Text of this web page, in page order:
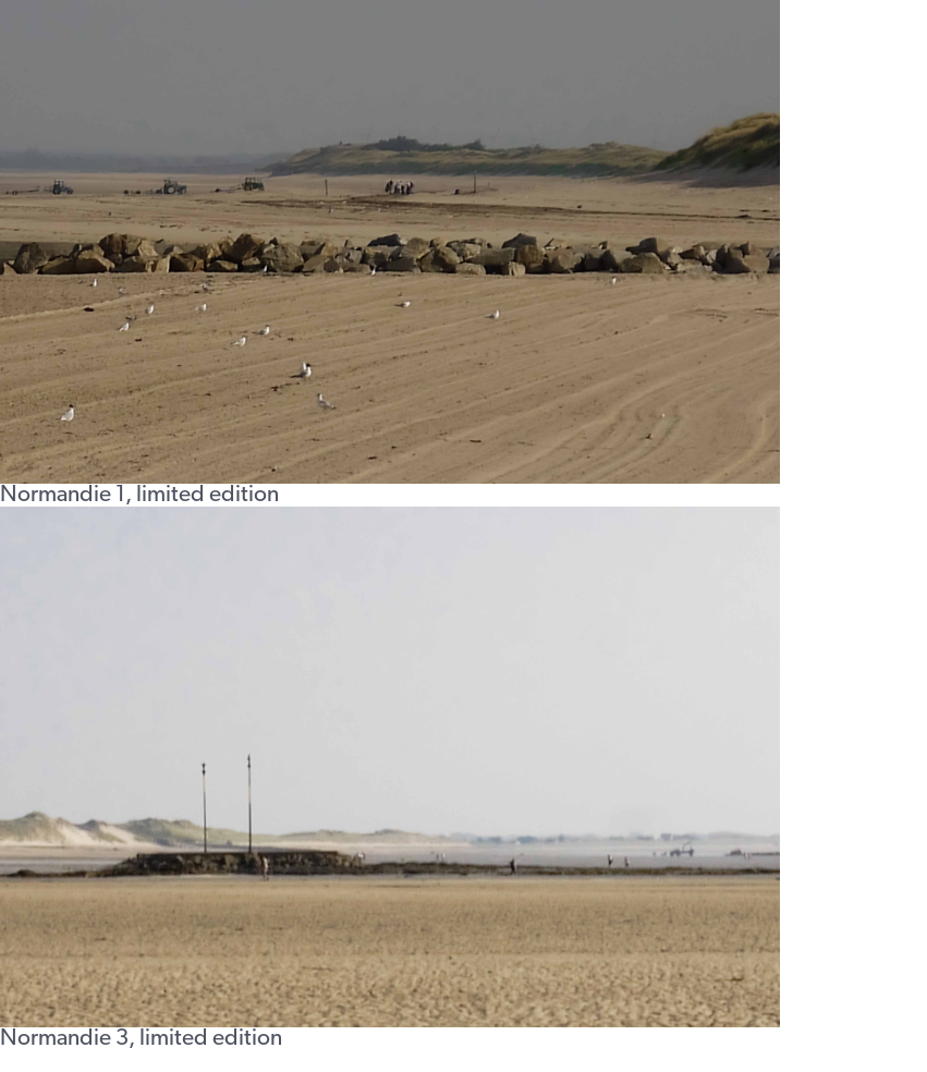
Normandie 1, limited edition
Normandie 3, limited edition